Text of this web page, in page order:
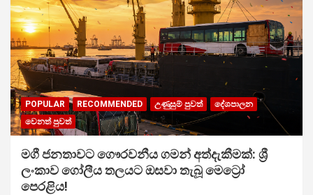
POPULAR RECOMMENDED උණුසුම් පුවත්
දේශපාලන
වෙනත් පුවත්
මගී ජනතාවට ගෞරවනීය ගමන් අත්දැකීමක්: ශ්‍රී
ලංකාව ගෝලීය තලයට ඔසවා තැබූ මෙට්‍රෝ
පෙරළිය!